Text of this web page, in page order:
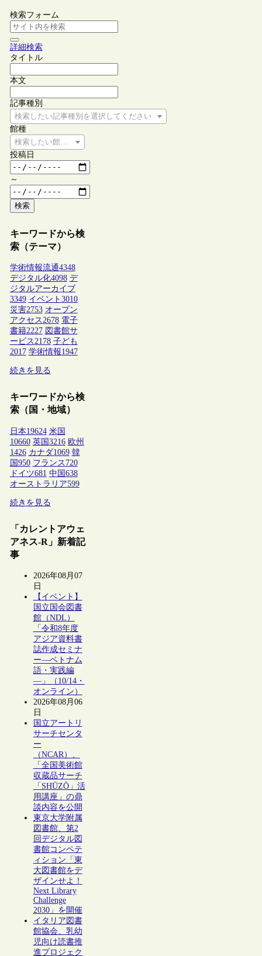
検索フォーム
詳細検索
タイトル
本文
記事種別
検索したい記事種別を選択してください
館種
検索したい館種を選択してください
投稿日
～
検索
キーワードから検
索（テーマ）
学術情報流通4348
デジタル化4098 デ
ジタルアーカイブ
3349 イベント 3010
災害2753 オープン
アクセス2678 電子
書籍2227 図書館サ
ービス2178 子ども
2017 学術情報1947
続きを見る
キーワードから検
索（国・地域）
日本19624 米国
10660 英国3216 欧州
1426 カナダ1069 韓
国950 フランス 720
ドイツ681 中国638
オーストラリア599
続きを見る
「カレントアウェ
アネス-R」新着記
事
2026年08月07
日
【イベント】
国立国会図書
館（NDL）
「令和8年度
アジア資料書
誌作成セミナ
ー―ベトナム
語・実践編
―」（10/14・
オンライン）
2026年08月06
日
国立アートリ
サーチセンタ
ー
（NCAR）、
「全国美術館
収蔵品サーチ
「SHŪZŌ」活
用講座」の鼎
談内容を公開
東京大学附属
図書館、第2
回デジタル図
書館コンペテ
ィション「東
大図書館をデ
ザインせよ！
Next Library
Challenge
2030」を開催
イタリア図書
館協会、乳幼
児向け読書推
進プロジェク